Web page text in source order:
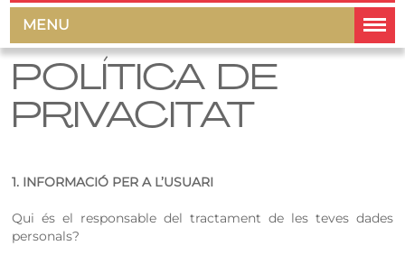
MENU
POLÍTICA DE
PRIVACITAT
1. INFORMACIÓ PER A L’USUARI
Qui és el responsable del tractament de les teves dades
personals?